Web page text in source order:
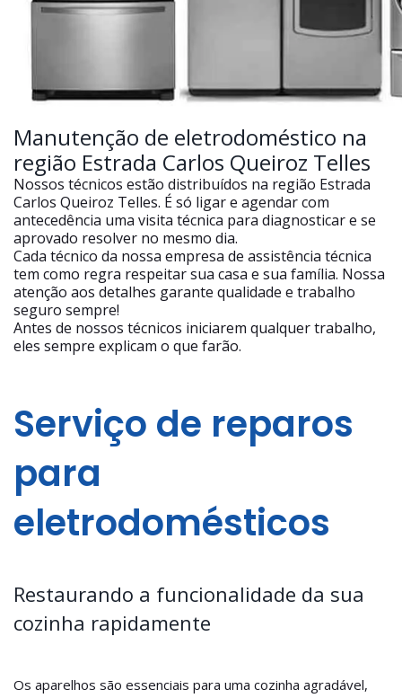
Manutenção de eletrodoméstico na
região Estrada Carlos Queiroz Telles
Nossos técnicos estão distribuídos na região Estrada
Carlos Queiroz Telles. É só ligar e agendar com
antecedência uma visita técnica para diagnosticar e se
aprovado resolver no mesmo dia.
Cada técnico da nossa empresa de assistência técnica
tem como regra respeitar sua casa e sua família. Nossa
atenção aos detalhes garante qualidade e trabalho
seguro sempre!
Antes de nossos técnicos iniciarem qualquer trabalho,
eles sempre explicam o que farão.
Serviço de reparos
para
eletrodomésticos
Restaurando a funcionalidade da sua
cozinha rapidamente
Os aparelhos são essenciais para uma cozinha agradável,